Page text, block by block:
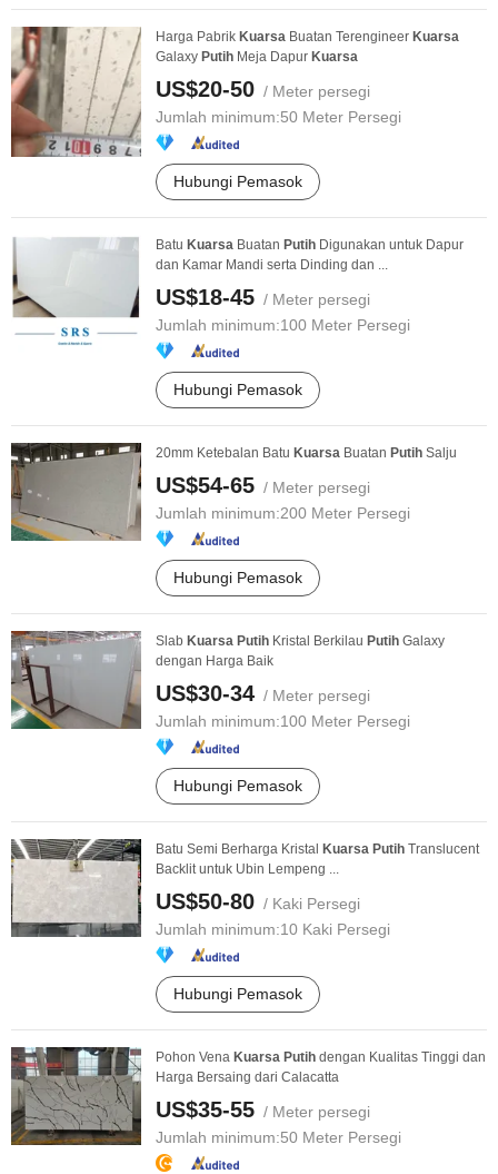
Harga Pabrik Kuarsa Buatan Terengineer Kuarsa
Galaxy Putih Meja Dapur Kuarsa
US$20-50 / Meter persegi
Jumlah minimum:50 Meter Persegi
Hubungi Pemasok
Batu Kuarsa Buatan Putih Digunakan untuk Dapur
dan Kamar Mandi serta Dinding dan ...
US$18-45 / Meter persegi
Jumlah minimum:100 Meter Persegi
Hubungi Pemasok
20mm Ketebalan Batu Kuarsa Buatan Putih Salju
US$54-65 / Meter persegi
Jumlah minimum:200 Meter Persegi
Hubungi Pemasok
Slab Kuarsa Putih Kristal Berkilau Putih Galaxy
dengan Harga Baik
US$30-34 / Meter persegi
Jumlah minimum:100 Meter Persegi
Hubungi Pemasok
Batu Semi Berharga Kristal Kuarsa Putih Translucent
Backlit untuk Ubin Lempeng ...
US$50-80 / Kaki Persegi
Jumlah minimum:10 Kaki Persegi
Hubungi Pemasok
Pohon Vena Kuarsa Putih dengan Kualitas Tinggi dan
Harga Bersaing dari Calacatta
US$35-55 / Meter persegi
Jumlah minimum:50 Meter Persegi